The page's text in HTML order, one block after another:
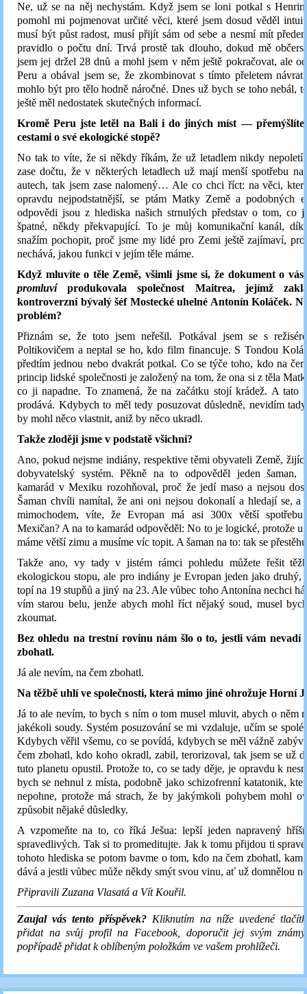
Ne, už se na něj nechystám. Když jsem se loni potkal s
pomohl mi pojmenovat určité věci, které jsem dosud věděl
musí být půst radost, musí přijít sám od sebe a nesmí mít
pravidlo o počtu dní. Trvá prostě tak dlouho, dokud mě
jsem jej držel 28 dnů a mohl jsem v něm ještě pokračovat, ale
Peru a obával jsem se, že zkombinovat s tímto přeletem
mohlo být pro tělo hodně náročné. Dnes už bych se toho nebál,
ještě měl nedostatek skutečných informací.
Kromě Peru jste letěl na Bali i do jiných míst — přemýšlíte
cestami o své ekologické stopě?
No tak to víte, že si někdy říkám, že už letadlem nikdy
zase dočtu, že v některých letadlech už mají menší spotřebu
autech, tak jsem zase nalomený… Ale co chci říct: na věci,
opravdu nejpodstatnější, se ptám Matky Země a podobných
odpovědi jsou z hlediska našich strnulých představ o tom, co
špatné, někdy překvapující. To je můj komunikační kanál,
snažím pochopit, proč jsme my lidé pro Zemi ještě zajímaví,
nechává, jakou funkci v jejím těle máme.
Když mluvíte o těle Země, všimli jsme si, že dokument o vás
promluvíprodukovala společnost Maitrea, jejímž
kontroverzní bývalý šéf Mostecké uhelné Antonín Koláček.
problém?
Přiznám se, že toto jsem neřešil. Potkával jsem se s
Poltikovičem a neptal se ho, kdo film financuje. S Tondou
předtím jednou nebo dvakrát potkal. Co se týče toho, kdo na
princip lidské společnosti je založený na tom, že ona si z těla
co ji napadne. To znamená, že na začátku stojí krádež. A tato
prodává. Kdybych to měl tedy posuzovat důsledně, nevidím
by mohl něco vlastnit, aniž by něco ukradl.
Takže zloději jsme v podstatě všichni?
Ano, pokud nejsme indiány, respektive těmi obyvateli Země,
dobyvatelský systém. Pěkně na to odpověděl jeden šaman,
kamarád v Mexiku rozohňoval, proč že jedí maso a nejsou
Šaman chvíli namítal, že ani oni nejsou dokonalí a hledají se, a
mimochodem, víte, že Evropan má asi 300x větší spotřebu
Mexičan? A na to kamarád odpověděl: No to je logické, protože u
máme větší zimu a musíme víc topit. A šaman na to: tak se
Takže ano, vy tady v jistém rámci pohledu můžete řešit
ekologickou stopu, ale pro indiány je Evropan jeden jako druhý,
topí na 19 stupňů a jiný na 23. Ale vůbec toho Antonína nechci
vím starou belu, jenže abych mohl říct nějaký soud, musel
zkoumat.
Bez ohledu na trestní rovinu nám šlo o to, jestli vám nevadí
zbohatl.
Já ale nevím, na čem zbohatl.
Na těžbě uhlí ve společnosti, která mimo jiné ohrožuje Horní
Já to ale nevím, to bych s ním o tom musel mluvit, abych o něm
jakékoli soudy. Systém posuzování se mi vzdaluje, učím se
Kdybych věřil všemu, co se povídá, kdybych se měl vážně
čem zbohatl, kdo koho okradl, zabil, terorizoval, tak jsem se už
tuto planetu opustil. Protože to, co se tady děje, je opravdu k
bych se nehnul z místa, podobně jako schizofrenní katatonik,
nepohne, protože má strach, že by jakýmkoli pohybem mohl
způsobit nějaké důsledky.
A vzpomeňte na to, co říká Ješua: lepší jeden napravený
spravedlivých. Tak si to promeditujte. Jak k tomu přijdou ti
tohoto hlediska se potom bavme o tom, kdo na čem zbohatl,
dává a jestli vůbec může někdy smýt svou vinu, ať už domnělou
Připravili Zuzana Vlasatá a Vít Kouřil.
Zaujal vás tento příspěvek? Kliknutím na níže uvedené
přidat na svůj profil na Facebook, doporučit jej svým
popřípadě přidat k oblíbeným položkám ve vašem prohlížeči.